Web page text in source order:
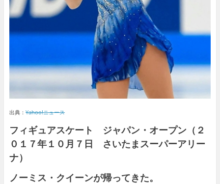
出典： Yahoo!ニュース
フィギュアスケート ジャパン・オープン（２
０１７年１０月７日 さいたまスーパーアリー
ナ）
ノーミス・クイーンが帰ってきた。